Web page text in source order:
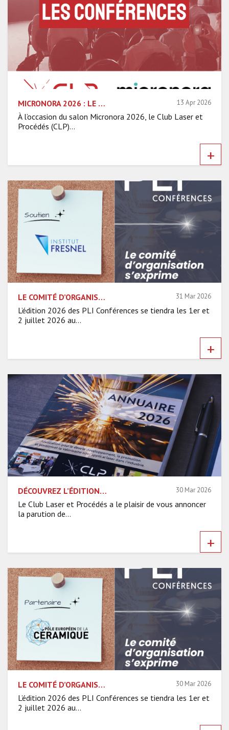
MICRONORA 2026 : LE CLP ORGANISE UNE DEMI-JOURNÉE DE CONFÉRENCES DÉDIÉE AUX MICROTECHNIQUES POUR L’ASD 13 Apr 2026
À l’occasion du salon Micronora 2026, le Club Laser et
Procédés (CLP)...
+
LE COMITÉ D’ORGANISATION S’EXPRIME – INSTITUT FRESNEL 31 Mar 2026
L’édition 2026 des PLI Conférences se tiendra les 1er et
2 juillet 2026 au...
+
DÉCOUVREZ L’ÉDITION 2026 DE L’ANNUAIRE DU CLP ! 30 Mar 2026
Le Club Laser et Procédés a le plaisir de vous annoncer
la parution de...
+
LE COMITÉ D’ORGANISATION S’EXPRIME – PÔLE EUROPÉEN DE LA CÉRAMIQUE 30 Mar 2026
L’édition 2026 des PLI Conférences se tiendra les 1er et
2 juillet 2026 au...